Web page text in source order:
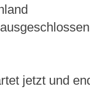
jetzt und